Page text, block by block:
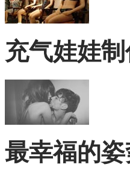
充气娃娃
最幸福的